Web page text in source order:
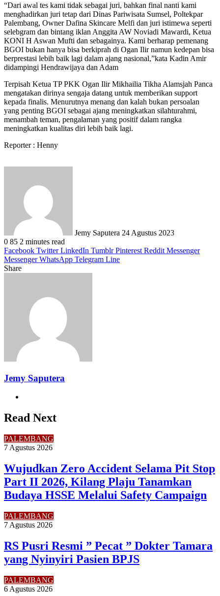
“Dari awal tes kami tidak sebagai juri, bahkan final nanti kami
menghadirkan juri tetap dari Dinas Pariwisata Sumsel, Poltekpar
Palembang, Owner Dafina Skincare Melfi dan juri istimewa seperti
selebgram dan bintang iklan Anggita AW Noviadi Mawardi, Ketua
KONI H Aswan Mufti dan sebagainya. Kami berharap pemenang
BGOI bukan hanya bisa berkiprah di Ogan Ilir namun kedepan bisa
berprestasi lebih baik lagi dalam ajang nasional,”kata Kadin Amir
didampingi Hendrawijaya dan Adam
Terpisah Ketua TP PKK Ogan Ilir Mikhailia Tikha Alamsjah Panca
mengatakan dirinya sengaja datang untuk memberikan support
kepada finalis. Menurutnya menang dan kalah bukan persoalan
yang penting BGOI sebagai ajang meningkatkan silahturahmi,
menambah teman, pengalaman yang positif dalam rangka
meningkatkan kualitas diri lebih baik lagi.
Reporter : Henny
Jemy Saputera 24 Agustus 2023
0 85 2 minutes read
Facebook Twitter LinkedIn Tumblr Pinterest Reddit Messenger
Messenger WhatsApp Telegram Line
Share
Jemy Saputera
Read Next
PALEMBANG
7 Agustus 2026
Wujudkan Zero Accident Selama Pit Stop
Part II 2026, Kilang Plaju Tanamkan
Budaya HSSE Melalui Safety Campaign
PALEMBANG
7 Agustus 2026
RS Pusri Resmi ” Pecat ” Dokter Tamara
yang Nyinyiri Pasien BPJS
PALEMBANG
6 Agustus 2026